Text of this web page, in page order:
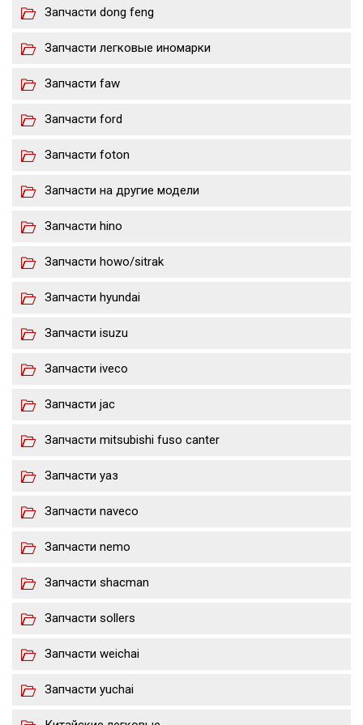
Запчасти dong feng
Запчасти легковые иномарки
Запчасти faw
Запчасти ford
Запчасти foton
Запчасти на другие модели
Запчасти hino
Запчасти howo/sitrak
Запчасти hyundai
Запчасти isuzu
Запчасти iveco
Запчасти jac
Запчасти mitsubishi fuso canter
Запчасти уаз
Запчасти naveco
Запчасти nemo
Запчасти shacman
Запчасти sollers
Запчасти weichai
Запчасти yuchai